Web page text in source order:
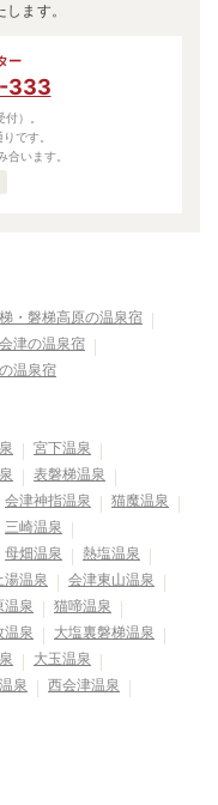
ます。
ー
333
）。
です。
います。
・磐梯高原の温泉宿
津の温泉宿
温泉宿
宮下温泉
表磐梯温泉
会津神指温泉
猫魔温泉
三崎温泉
母畑温泉
熱塩温泉
湯温泉
会津東山温泉
温泉
猫啼温泉
温泉
大塩裏磐梯温泉
大玉温泉
泉
西会津温泉